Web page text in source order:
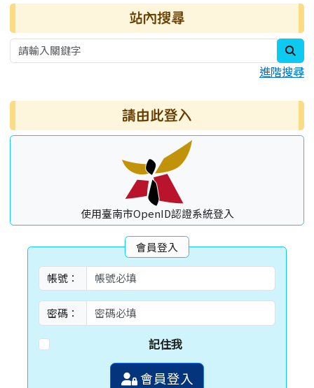
右邊區域內容 站內搜尋
進階搜尋
請由此登入
使用臺南市OpenID認證系統登入
會員登入
帳號：
密碼：
記住我
會員登入